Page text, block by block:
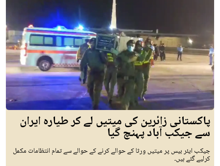
پاکستانی زائرین کی میتیں لے کر طیارہ ایران
سے جیکب آباد پہنچ گیا
جیکب ایئر بیس پر میتیں ورثا کے حوالے کرنے کے حوالے سے تمام انتظامات مکمل
کرلیے گئے ہیں۔